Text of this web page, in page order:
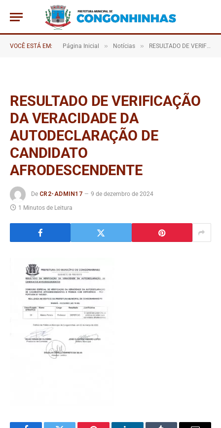
VOCÊ ESTÁ EM: Página Inicial » Notícias » RESULTADO DE VERIFICAÇÃO DA VERACIDADE DA AUTODECLARAÇÃO DE CANDIDATO AFRODESCENDENTE
RESULTADO DE VERIFICAÇÃO
DA VERACIDADE DA
AUTODECLARAÇÃO DE
CANDIDATO
AFRODESCENDENTE
De CR2-ADMIN17
9 de dezembro de 2024
1 Minutos de Leitura